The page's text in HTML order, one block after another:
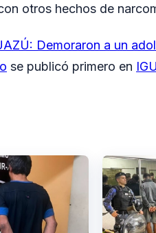
otros hechos de
Demoraron a un
se publicó primero en